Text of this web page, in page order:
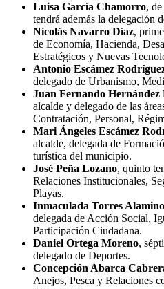
Luisa García Chamorro,
tendrá además la delegación
Nicolás Navarro Díaz,
de Economía, Hacienda,
Estratégicos y Nuevas
Antonio Escámez
delegado de Urbanismo,
Juan Fernando Hernández
alcalde y delegado de las
Contratación, Personal,
Mari Ángeles Escámez
alcalde, delegada de
turística del municipio.
José Peña Lozano, quinto
Relaciones Institucionales,
Playas.
Inmaculada Torres
delegada de Acción Social,
Participación Ciudadana.
Daniel Ortega Moreno,
delegado de Deportes.
Concepción Abarca
Anejos, Pesca y Relaciones